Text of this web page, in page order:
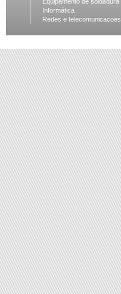
Informática
Redes e telecomunicacoes